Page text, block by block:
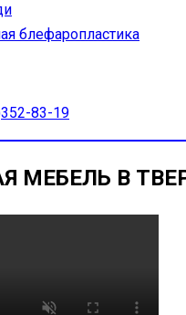
блефаропластика
83-19
МЕБЕЛЬ В